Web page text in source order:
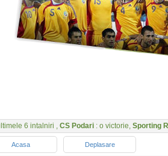
6 intalniri , CS Podari : o victorie, Sporting
Acasa Deplasare